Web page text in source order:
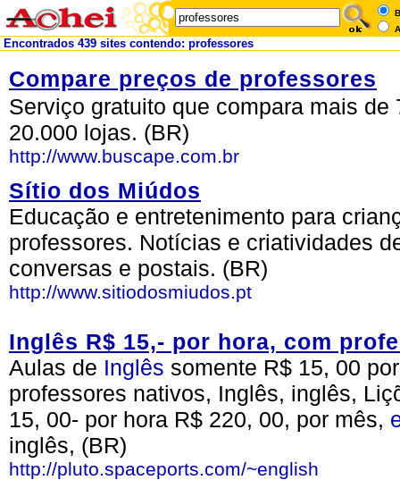
Encontrados 439 sites contendo: professores
Compare preços de professores
Serviço gratuito que compara mais
20.000 lojas. (BR)
http://www.buscape.com.br
Sítio dos Miúdos
Educação e entretenimento para
professores. Notícias e criatividades
conversas e postais. (BR)
http://www.sitiodosmiudos.pt
Inglês R$ 15,- por hora, com
Aulas de Inglês somente R$ 15, 00
professores nativos, Inglês, inglês,
15, 00- por hora R$ 220, 00, por mês,
inglês, (BR)
http://pluto.spaceports.com/~english